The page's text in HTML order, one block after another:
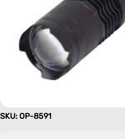
SKU: OP-8591